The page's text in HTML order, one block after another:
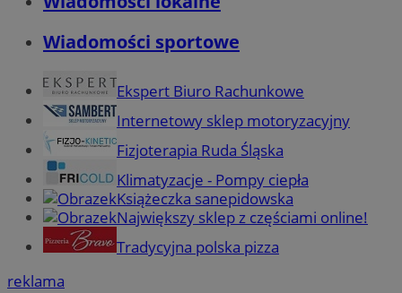
Wiadomości sportowe
Ekspert Biuro Rachunkowe
Internetowy sklep motoryzacyjny
Fizjoterapia Ruda Śląska
Klimatyzacje - Pompy ciepła
Książeczka sanepidowska
Największy sklep z częściami online!
Tradycyjna polska pizza
reklama